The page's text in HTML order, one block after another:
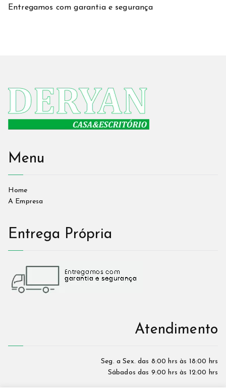
Entregamos com garantia e segurança
Menu
Home
A Empresa
Entrega Própria
Atendimento
Seg. a Sex. das 8:00 hrs às 18:00 hrs
Sábados das 9:00 hrs às 12:00 hrs